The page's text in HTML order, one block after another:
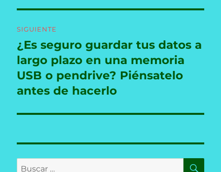
SIGUIENTE
Entrada
siguiente:
¿Es seguro guardar tus datos a
largo plazo en una memoria
USB o pendrive? Piénsatelo
antes de hacerlo
Buscar